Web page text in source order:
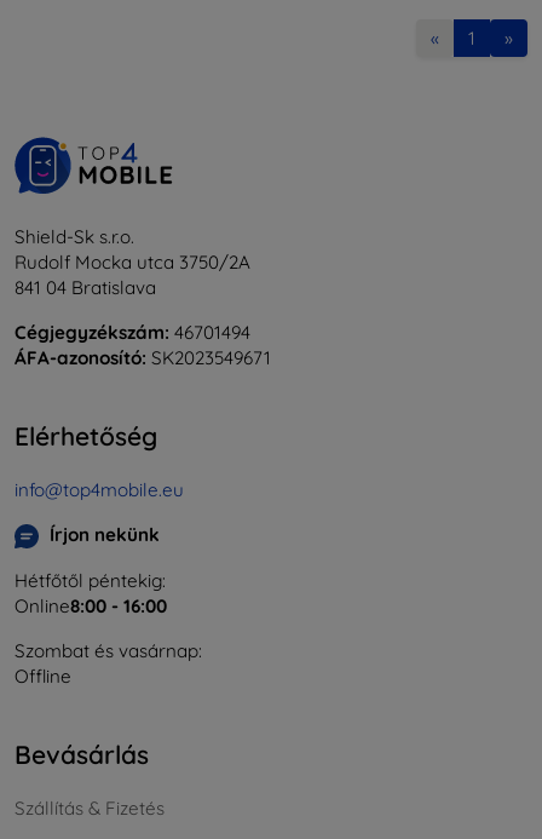
« 1 »
Shield-Sk s.r.o.
Rudolf Mocka utca 3750/2A
841 04 Bratislava
Cégjegyzékszám: 46701494
ÁFA-azonosító: SK2023549671
Elérhetőség
info@top4mobile.eu
Írjon nekünk
Hétfőtől péntekig:
Online8:00 - 16:00
Szombat és vasárnap:
Offline
Bevásárlás
Szállítás & Fizetés